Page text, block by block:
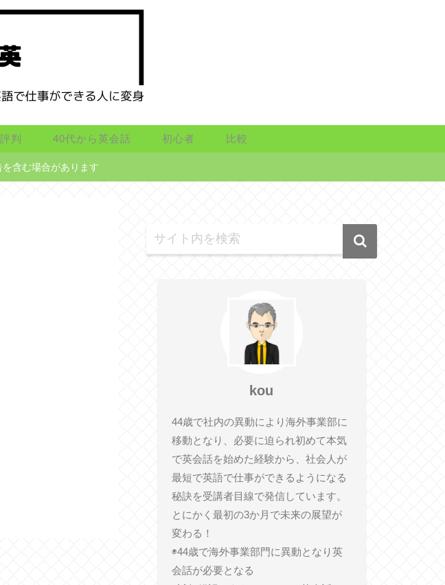
判 40代から英会話 初心者 比較
含む場合があります
kou
44歳で社内の異動により海外事業部に
移動となり、必要に迫られ初めて本気
で英会話を始めた経験から、社会人が
最短で英語で仕事ができるようになる
秘訣を受講者目線で発信しています。
とにかく最初の3か月で未来の展望が
変わる！
◉44歳で海外事業部門に異動となり英
会話が必要となる